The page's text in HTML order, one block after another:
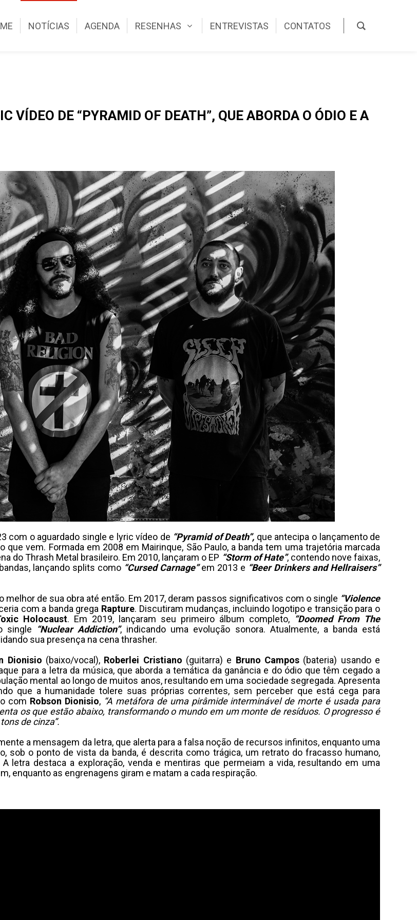
NOTÍCIAS AGENDA RESENHAS ENTREVISTAS CONTATOS
VÍDEO DE “PYRAMID OF DEATH”, QUE ABORDA O ÓDIO E A
com o aguardado single e lyric vídeo de “Pyramid of Death”, que antecipa o lançamento de
vem. Formada em 2008 em Mairinque, São Paulo, a banda tem uma trajetória marcada
do Thrash Metal brasileiro. Em 2010, lançaram o EP “Storm of Hate”, contendo nove faixas,
lançando splits como “Cursed Carnage”em 2013 e “Beer Drinkers and Hellraisers”
melhor de sua obra até então. Em 2017, deram passos significativos com o single “Violence
com a banda grega Rapture. Discutiram mudanças, incluindo logotipo e transição para o
Holocaust. Em 2019, lançaram seu primeiro álbum completo, “Doomed From The
single “Nuclear Addiction”, indicando uma evolução sonora. Atualmente, a banda está
sua presença na cena thrasher.
Dionisio (baixo/vocal), Roberlei Cristiano (guitarra) e Bruno Campos (bateria) usando e
para a letra da música, que aborda a temática da ganância e do ódio que têm cegado a
mental ao longo de muitos anos, resultando em uma sociedade segregada. Apresenta
que a humanidade tolere suas próprias correntes, sem perceber que está cega para
com Robson Dionisio, “A metáfora de uma pirâmide interminável de morte é usada para
os que estão abaixo, transformando o mundo em um monte de resíduos. O progresso é
de cinza”.
a mensagem da letra, que alerta para a falsa noção de recursos infinitos, enquanto uma
sob o ponto de vista da banda, é descrita como trágica, um retrato do fracasso humano,
letra destaca a exploração, venda e mentiras que permeiam a vida, resultando em uma
enquanto as engrenagens giram e matam a cada respiração.